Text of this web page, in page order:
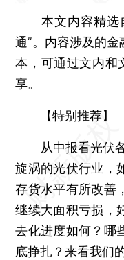
本文内容精选
通”。内容涉及的
本，可通过文内和
享。
【特别推荐】
从中报看光伏
旋涡的光伏行业，
存货水平有所改善
继续大面积亏损，
去化进度如何？哪
底挣扎？来看我们